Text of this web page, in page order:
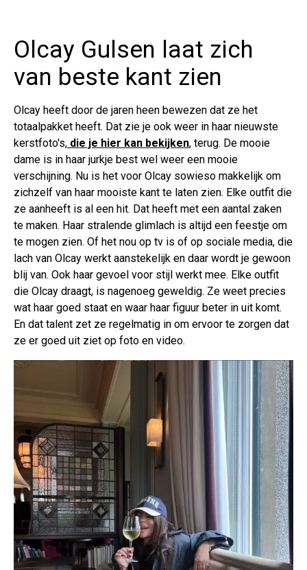
Olcay Gulsen laat zich
van beste kant zien
Olcay heeft door de jaren heen bewezen dat ze het
totaalpakket heeft. Dat zie je ook weer in haar nieuwste
kerstfoto's, die je hier kan bekijken, terug. De mooie
dame is in haar jurkje best wel weer een mooie
verschijning. Nu is het voor Olcay sowieso makkelijk om
zichzelf van haar mooiste kant te laten zien. Elke outfit die
ze aanheeft is al een hit. Dat heeft met een aantal zaken
te maken. Haar stralende glimlach is altijd een feestje om
te mogen zien. Of het nou op tv is of op sociale media, die
lach van Olcay werkt aanstekelijk en daar wordt je gewoon
blij van. Ook haar gevoel voor stijl werkt mee. Elke outfit
die Olcay draagt, is nagenoeg geweldig. Ze weet precies
wat haar goed staat en waar haar figuur beter in uit komt.
En dat talent zet ze regelmatig in om ervoor te zorgen dat
ze er goed uit ziet op foto en video.